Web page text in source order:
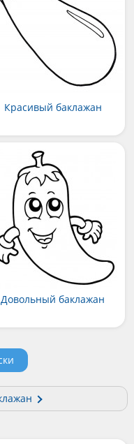
Красивый баклажан
Довольный баклажан